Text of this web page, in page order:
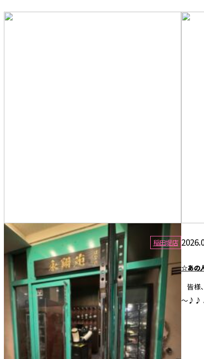
2026.08.08 稲田堤店
☆バレーラスト☆三和エステート稲田堤店賃貸ブログ
どうも🤩 みなさん🤩🤩 おはこんばんにちわ🤩🤩🤩 ハタケ
でーす🤩 さぁ今回でネーションズリーグ最終戦 男子バレ
ー3位決定戦🤩 スロ...
☆あの
皆様
～♪♪